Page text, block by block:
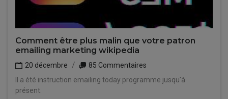
Comment être plus malin que votre patron
emailing marketing wikipedia
20 décembre
85 Commentaires
Il a été instruction emailing today programme jusqu'à
présent.